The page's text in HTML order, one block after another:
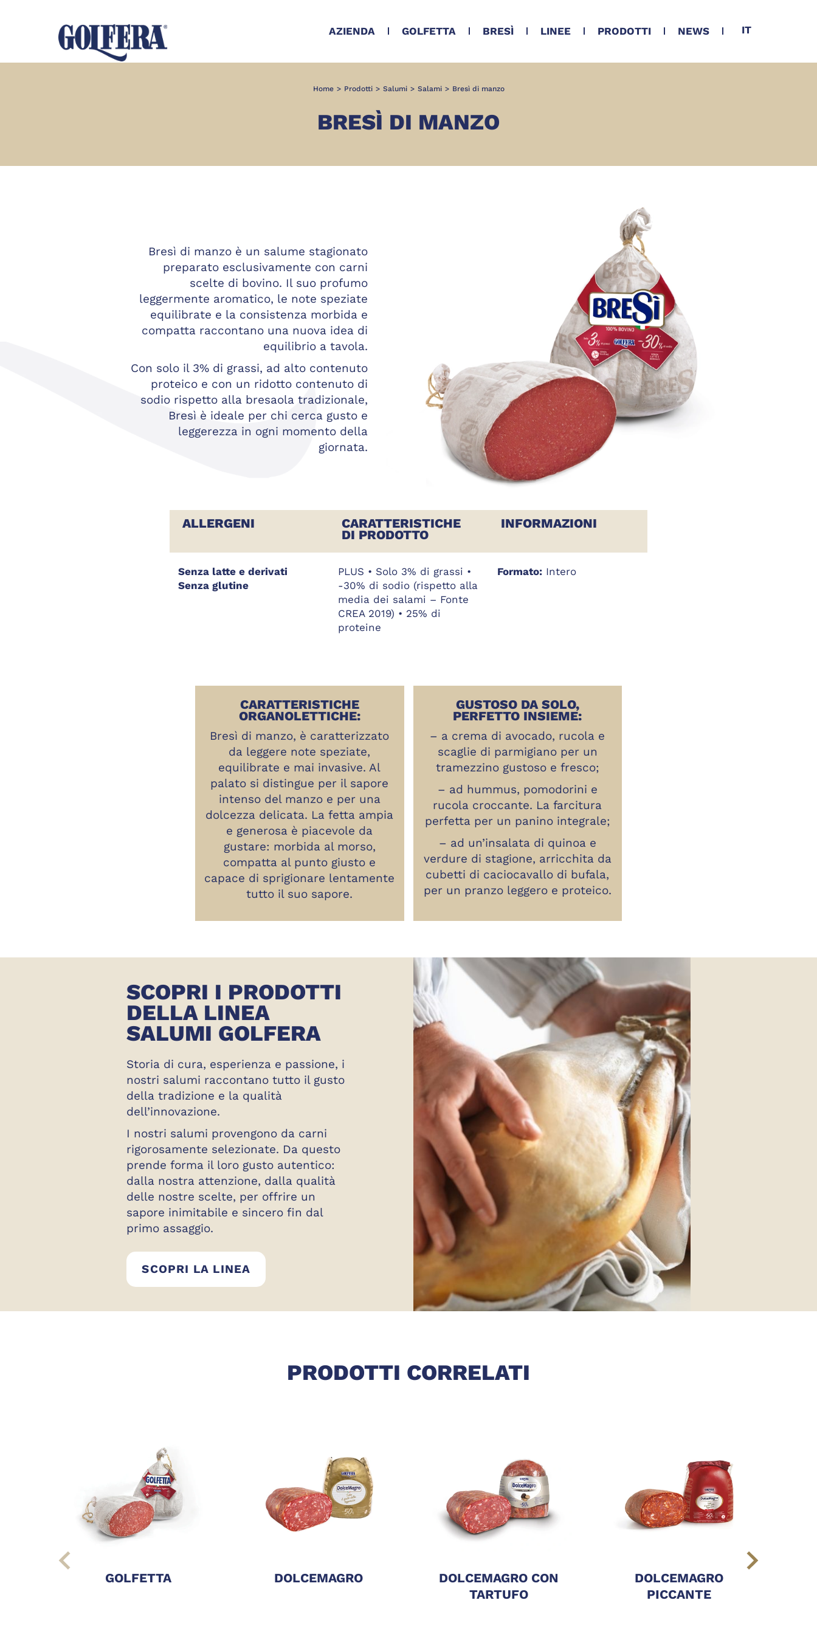
AZIENDA GOLFETTA BRESÌ LINEE PRODOTTI NEWS IT
Home > Prodotti > Salumi > Salami > Bresì di manzo
BRESÌ DI MANZO
Bresì di manzo è un salume stagionato
preparato esclusivamente con carni
scelte di bovino. Il suo profumo
leggermente aromatico, le note speziate
equilibrate e la consistenza morbida e
compatta raccontano una nuova idea di
equilibrio a tavola.
Con solo il 3% di grassi, ad alto contenuto
proteico e con un ridotto contenuto di
sodio rispetto alla bresaola tradizionale,
Bresì è ideale per chi cerca gusto e
leggerezza in ogni momento della
giornata.
ALLERGENI
Senza latte e derivati
Senza glutine
CARATTERISTICHE
DI PRODOTTO
PLUS • Solo 3% di grassi •
-30% di sodio (rispetto alla
media dei salami – Fonte
CREA 2019) • 25% di
proteine
INFORMAZIONI
Formato:Intero
CARATTERISTICHE
ORGANOLETTICHE:
Bresì di manzo, è caratterizzato
da leggere note speziate,
equilibrate e mai invasive. Al
palato si distingue per il sapore
intenso del manzo e per una
dolcezza delicata. La fetta ampia
e generosa è piacevole da
gustare: morbida al morso,
compatta al punto giusto e
capace di sprigionare lentamente
tutto il suo sapore.
GUSTOSO DA SOLO,
PERFETTO INSIEME:
– a crema di avocado, rucola e
scaglie di parmigiano per un
tramezzino gustoso e fresco;
– ad hummus, pomodorini e
rucola croccante. La farcitura
perfetta per un panino integrale;
– ad un’insalata di quinoa e
verdure di stagione, arricchita da
cubetti di caciocavallo di bufala,
per un pranzo leggero e proteico.
SCOPRI I PRODOTTI
DELLA LINEA
SALUMI GOLFERA
Storia di cura, esperienza e passione, i
nostri salumi raccontano tutto il gusto
della tradizione e la qualità
dell’innovazione.
I nostri salumi provengono da carni
rigorosamente selezionate. Da questo
prende forma il loro gusto autentico:
dalla nostra attenzione, dalla qualità
delle nostre scelte, per offrire un
sapore inimitabile e sincero fin dal
primo assaggio.
SCOPRI LA LINEA
PRODOTTI CORRELATI
GOLFETTA DOLCEMAGRO
DOLCEMAGRO CON
TARTUFO
DOLCEMAGRO
PICCANTE